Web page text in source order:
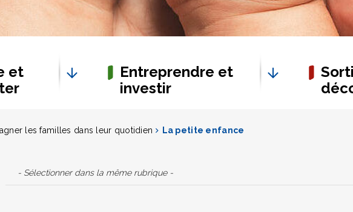
et
Entreprendre et
investir
les familles dans leur quotidien La petite enfance
- Sélectionner dans la même rubrique -